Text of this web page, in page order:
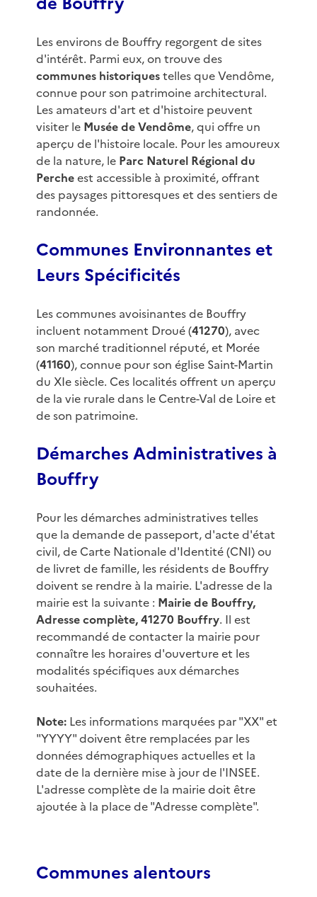
Les environs de Bouffry regorgent de sites
d'intérêt. Parmi eux, on trouve des
communes historiquestelles que Vendôme,
connue pour son patrimoine architectural.
Les amateurs d'art et d'histoire peuvent
visiter le Musée de Vendôme, qui offre un
aperçu de l'histoire locale. Pour les amoureux
de la nature, le Parc Naturel Régional du
Percheest accessible à proximité, offrant
des paysages pittoresques et des sentiers de
randonnée.
Communes Environnantes et
Leurs Spécificités
Les communes avoisinantes de Bouffry
incluent notamment Droué (41270), avec
son marché traditionnel réputé, et Morée
(41160), connue pour son église Saint-Martin
du XIe siècle. Ces localités offrent un aperçu
de la vie rurale dans le Centre-Val de Loire et
de son patrimoine.
Démarches Administratives à
Bouffry
Pour les démarches administratives telles
que la demande de passeport, d'acte d'état
civil, de Carte Nationale d'Identité (CNI) ou
de livret de famille, les résidents de Bouffry
doivent se rendre à la mairie. L'adresse de la
mairie est la suivante : Mairie de Bouffry,
Adresse complète, 41270 Bouffry. Il est
recommandé de contacter la mairie pour
connaître les horaires d'ouverture et les
modalités spécifiques aux démarches
souhaitées.
Note:Les informations marquées par "XX" et
"YYYY" doivent être remplacées par les
données démographiques actuelles et la
date de la dernière mise à jour de l'INSEE.
L'adresse complète de la mairie doit être
ajoutée à la place de "Adresse complète".
Communes alentours